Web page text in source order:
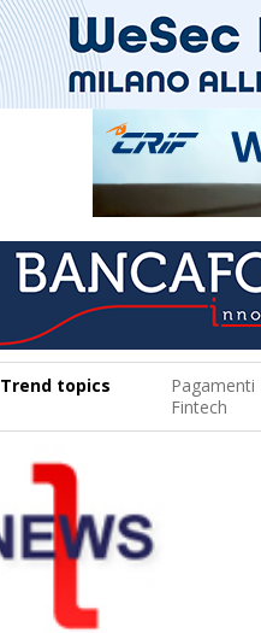
Trend topics Pagamenti
Fintech